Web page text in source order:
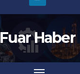
Fuar Haber